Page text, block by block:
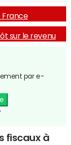
France
sur le revenu
par e-
fiscaux à